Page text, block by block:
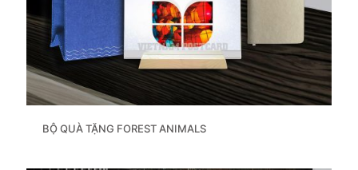
BỘ QUÀ TẶNG FOREST ANIMALS